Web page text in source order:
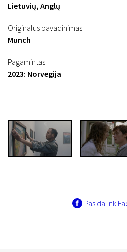
Lietuvių, Anglų
Originalus pavadinimas
Munch
Pagamintas
2023: Norvegija
Pasidalink